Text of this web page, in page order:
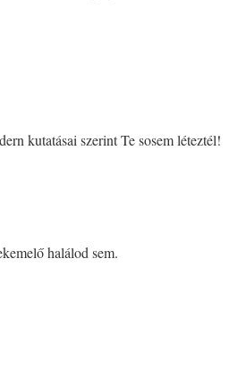
kutatásai szerint Te sosem léteztél!
halálod sem.